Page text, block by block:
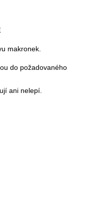
makronek.
do požadovaného
ani nelepí.